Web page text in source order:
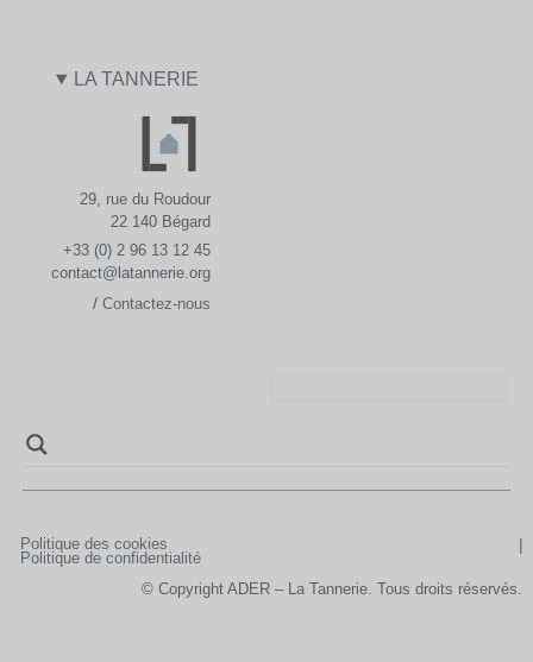
LA TANNERIE
29, rue du Roudour
22 140 Bégard
+33 (0) 2 96 13 12 45
contact@latannerie.org
/Contactez-nous
Politique des cookies
Politique de confidentialité
© Copyright ADER – La Tannerie. Tous droits réservés.